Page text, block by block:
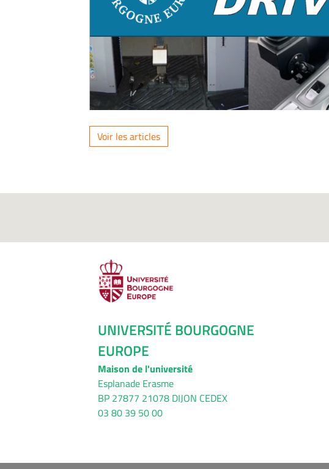
Voir les articles
UNIVERSITÉ BOURGOGNE
EUROPE
Maison de l'université
Esplanade Erasme
BP 27877 21078 DIJON CEDEX
03 80 39 50 00